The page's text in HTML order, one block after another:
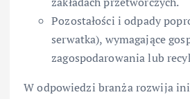
Pozostałości i odpady
serwatka), wymagające
zagospodarowania lub
W odpowiedzi branża rozwija